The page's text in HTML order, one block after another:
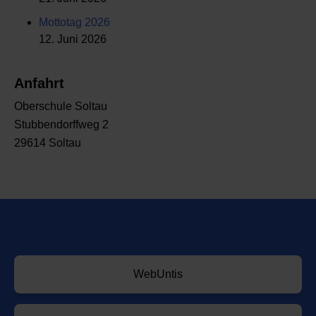
Mottotag 2026
12. Juni 2026
Anfahrt
Oberschule Soltau
Stubbendorffweg 2
29614 Soltau
WebUntis